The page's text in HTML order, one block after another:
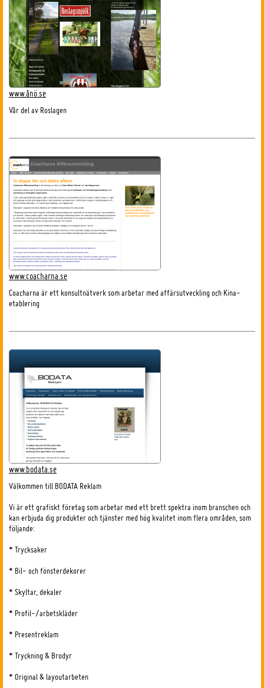
www.ånö.se
Vår del av Roslagen
www.coacharna.se
Coacharna är ett konsultnätverk som arbetar med affärsutveckling och Kina-
etablering
www.bodata.se
Välkommen till BODATA Reklam
Vi är ett grafiskt företag som arbetar med ett brett spektra inom branschen och
kan erbjuda dig produkter och tjänster med hög kvalitet inom flera områden, som
följande:
* Trycksaker
* Bil- och fönsterdekorer
* Skyltar, dekaler
* Profil-/arbetskläder
* Presentreklam
* Tryckning & Brodyr
* Original & layoutarbeten